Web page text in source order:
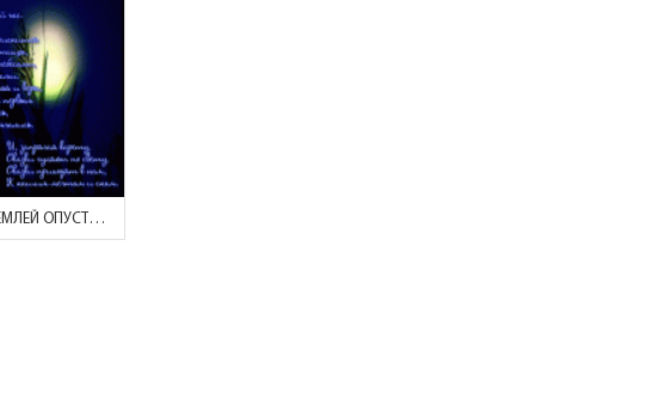
НОЧЬ НАД ЗЕМЛЕЙ ОПУСТИЛОСЬ, С СОЛНЫШКОМ ТИХО ПРОСТИЛОСЬ..